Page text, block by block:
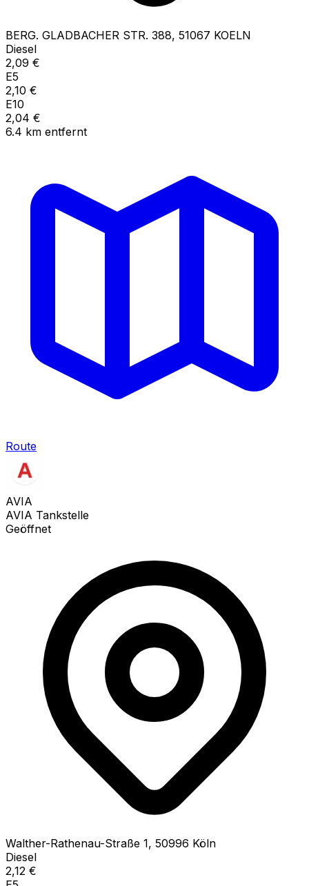
BERG. GLADBACHER STR. 388, 51067 KOELN
Diesel
2,09 €
E5
2,10 €
E10
2,04 €
6.4 km entfernt
Route
AVIA
AVIA Tankstelle
Geöffnet
Walther-Rathenau-Straße 1, 50996 Köln
Diesel
2,12 €